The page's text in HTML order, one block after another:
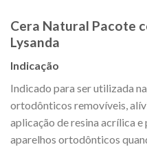
Cera Natural Pacote
Lysanda
Indicação
Indicado para ser utilizada
ortodônticos removíveis,
aplicação de resina acrílica
aparelhos ortodônticos